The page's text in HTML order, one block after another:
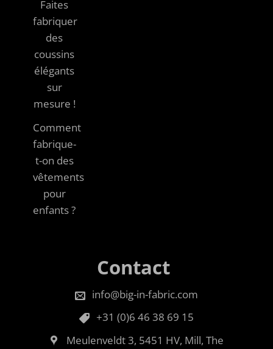
Faites
fabriquer
des
coussins
élégants
sur
mesure !
Comment
fabrique-
t-on des
vêtements
pour
enfants ?
Contact
info@big-in-fabric.com
+31 (0)6 46 38 69 15
Meulenveldt 3, 5451 HV, Mill, The